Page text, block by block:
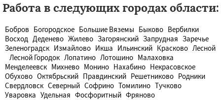
Работа в следующих городах области:
Бобров Богородское Большие Вяземы Быково Вербилки
Восход Деденево Жилево Загорянский Запрудная Заречье
Зеленоградск Измайлово Икша Ильинский Красково Лесной
Лесной Городок Лопатино Лотошино Малаховка
Менделеевск Михнево Монино Нахабино Некрасовское
Обухово Октябрьский Правдинский Решетниково Родники
Свердловск Северный Софрино Томилино Тучково
Уваровка Удельная Фосфоритный Фряново